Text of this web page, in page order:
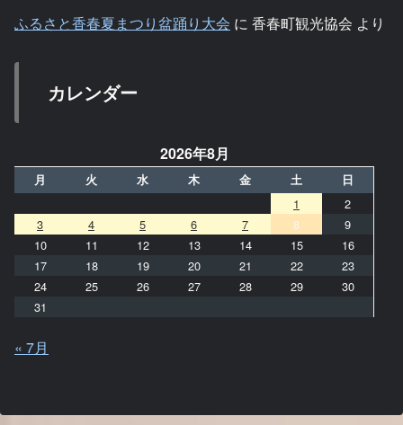
ふるさと香春夏まつり盆踊り大会 に 香春町観光協会 より
カレンダー
2026年8月
月 火 水 木 金 土 日
1
2
3
4 5 6 7 8
9
10
11 12 13 14 15
16
17
18 19 20 21 22
23
24
25 26 27 28 29
30
31
« 7月